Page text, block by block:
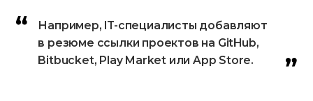
Например, IT-специалисты добавляют
в резюме ссылки проектов на GitHub,
Bitbucket, Play Market или App Store.